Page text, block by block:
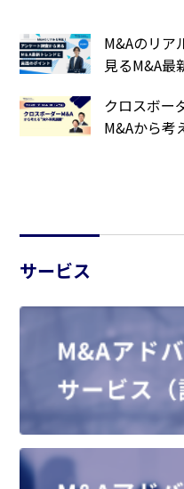
M&Aのリア
見るM&A最
クロスボー
M&Aから考
サービス